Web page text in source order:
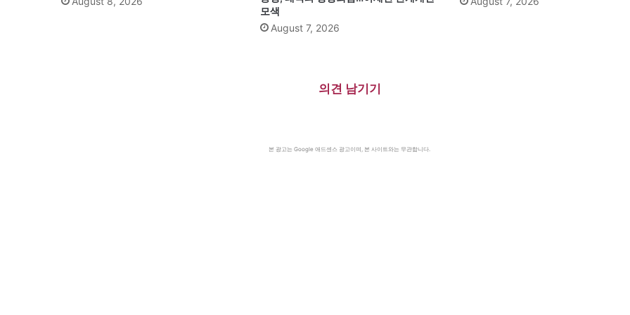
모색
August 7, 2026
의견 남기기
본 광고는 Google 애드센스 광고이며, 본 사이트와는 무관합니다.